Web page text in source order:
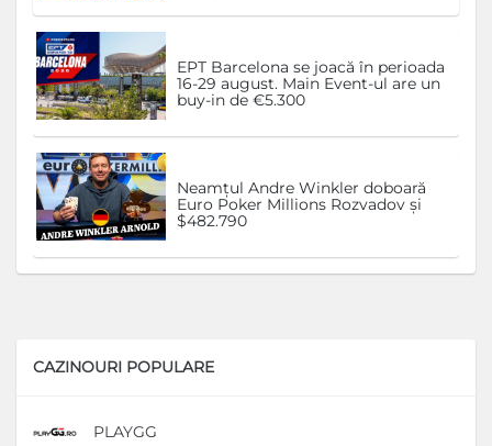
EPT Barcelona se joacă în perioada
16-29 august. Main Event-ul are un
buy-in de €5.300
Neamțul Andre Winkler doboară
Euro Poker Millions Rozvadov și
$482.790
CAZINOURI POPULARE
PLAYGG